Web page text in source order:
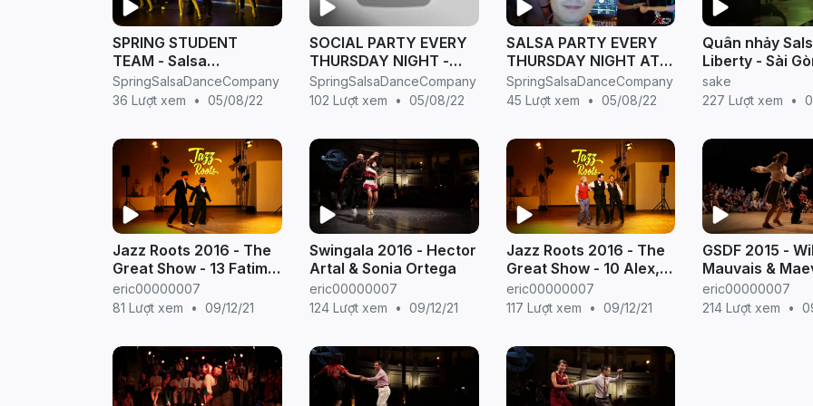
SPRING STUDENT
TEAM - Salsa
Performance @ Hanoi
International Latin
SpringSalsaDanceCompany
36 Lượt xem
• 05/08/22
SOCIAL PARTY EVERY
THURSDAY NIGHT -
SPRING SALSA (22 Ho
Giam, Hanoi)
SpringSalsaDanceCompany
102 Lượt xem
• 05/08/22
SALSA PARTY EVERY
THURSDAY NIGHT AT
SPRING SALSA ♥♥♥
SpringSalsaDanceCompany
45 Lượt xem
• 05/08/22
Quân nhảy
Liberty - Sài
Nam (14.10.2016)
sake
227 Lượt xem
•
Jazz Roots 2016 - The
Great Show - 13 Fatima
and Rickard
eric00000007
81 Lượt xem
• 09/12/21
Swingala 2016 - Hector
Artal & Sonia Ortega
eric00000007
124 Lượt xem
• 09/12/21
Jazz Roots 2016 - The
Great Show - 10 Alex,
Nathan and JB
eric00000007
117 Lượt xem
• 09/12/21
GSDF 2015 -
Mauvais &
Trunzer -
Night
eric00000007
214 Lượt xem
•